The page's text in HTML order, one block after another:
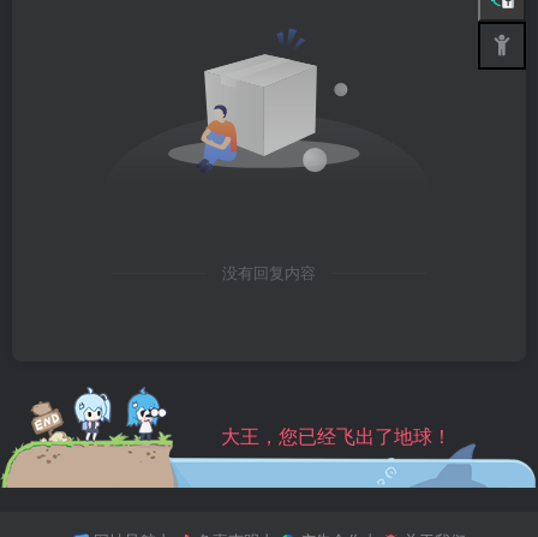
没有回复内容
大王，您已经飞出了地球！